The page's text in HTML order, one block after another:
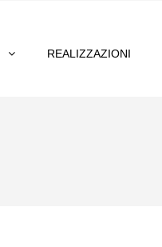
REALIZZAZIONI